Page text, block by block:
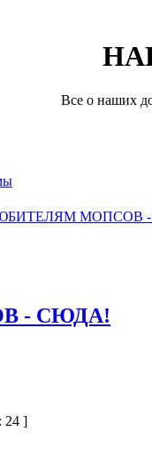
Все о наших
МОПСОВ
- СЮДА!
24 ]